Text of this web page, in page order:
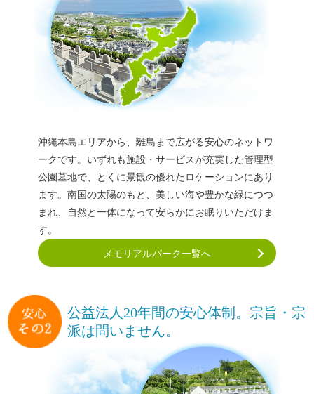
沖縄本島エリアから、離島まで広がる安心のネットワ
ークです。いずれも施設・サービスが充実した管理型
公園墓地で、とくに景観の優れたロケーションにあり
ます。 南国の太陽のもと、美しい海や豊かな緑につつ
まれ、自然と一体になって安らかにお眠りいただけま
す。
メモリアルパーク一覧へ
公益法人20年間の安心体制。 宗旨・宗
派は問いません。